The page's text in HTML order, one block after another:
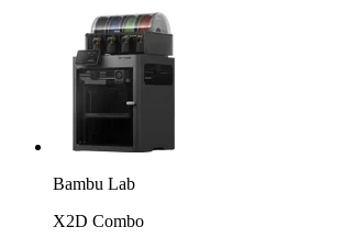
Bambu Lab
X2D Combo